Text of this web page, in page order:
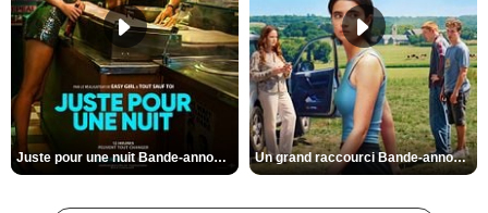
Juste pour une nuit Bande-annonce VO STFR Un grand raccourci Bande-annonce VF